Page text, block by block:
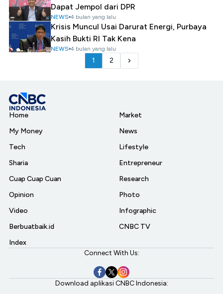
Dapat Jempol dari DPR
NEWS 4 bulan yang lalu
Krisis Muncul Usai Darurat Energi, Purbaya
Kasih Bukti RI Tak Kena
NEWS 4 bulan yang lalu
1 2
Home
My Money
Tech
Sharia
Cuap Cuap Cuan
Opinion
Video
Berbuatbaik.id
Index
Market
News
Lifestyle
Entrepreneur
Research
Photo
Infographic
CNBC TV
Connect With Us:
Download aplikasi CNBC Indonesia: